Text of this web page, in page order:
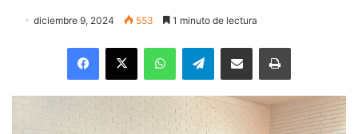
diciembre 9, 2024 553 1 minuto de lectura
Facebook
X WhatsAppTelegramEnviar vía email Imprimir